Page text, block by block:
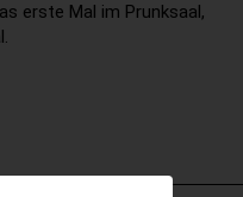
erste Mal im Prunksaal,